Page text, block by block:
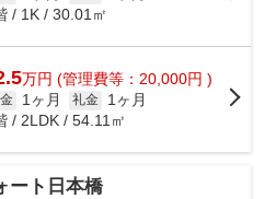
/ 1K / 30.01㎡
万円 (管理費等：20,000円 )
1ヶ月 礼金
1ヶ月
/ 2LDK / 54.11㎡
ート日本橋